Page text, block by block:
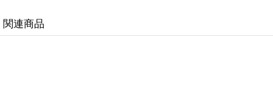
関連商品